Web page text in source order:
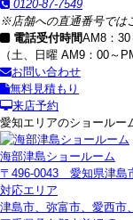
0120-87-7549
※店舗への直通番号では
電話受付時間AM8：
（土、日曜 AM9：00～
お問い合わせ
無料見積もり
来店予約
愛知エリアのショールー
海部津島ショールーム
〒496-0043 愛知県津島
対応エリア
津島市、弥富市、愛西市